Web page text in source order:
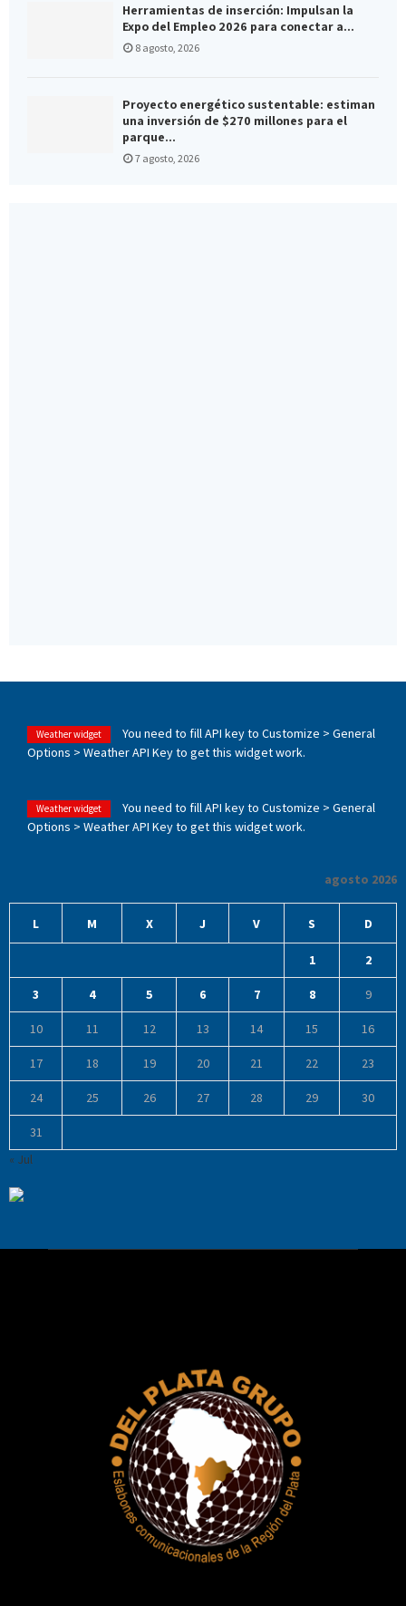
Herramientas de inserción: Impulsan la
Expo del Empleo 2026 para conectar a...
8 agosto, 2026
Proyecto energético sustentable: estiman
una inversión de $270 millones para el
parque...
7 agosto, 2026
Weather widget
You need to fill API key to Customize > General
Options > Weather API Key to get this widget work.
Weather widget
You need to fill API key to Customize > General
Options > Weather API Key to get this widget work.
agosto 2026
L M X J V S D
1 2
3 4 5 6 7 8 9
10 11 12 13 14 15 16
17 18 19 20 21 22 23
24 25 26 27 28 29 30
31
« Jul